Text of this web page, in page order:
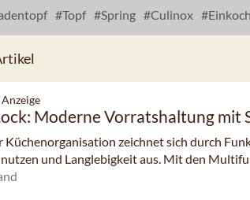
Topf Spring Culinox
Anzeige
Moderne Vorratshaltung mit
Küchenorganisation zeichnet sich durch
und Langlebigkeit aus. Mit den